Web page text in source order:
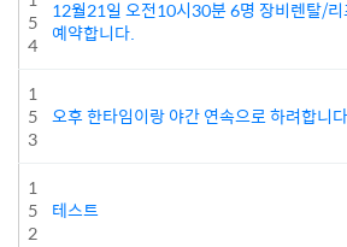
5
4
12월21일 오전10시30분 6명 장비렌탈/리
예약합니다.
1
5
3
오후 한타임이랑 야간 연속으로 하려합니다
1
5
2
테스트